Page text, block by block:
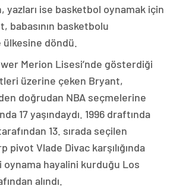
yazları ise basketbol oynamak için
babasının basketbolu
ülkesine döndü.
Merion Lisesi’nde gösterdiği
üzerine çeken Bryant,
doğrudan NBA seçmelerine
17 yaşındaydı. 1996 draftında
13. sırada seçilen
pivot Vlade Divac karşılığında
hayalini kurduğu Los
alındı.